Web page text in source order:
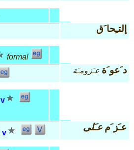
إلتـِحا َق
formal
د َعو َة عـَزومـَة
v
v
عـَز َمعـَلى